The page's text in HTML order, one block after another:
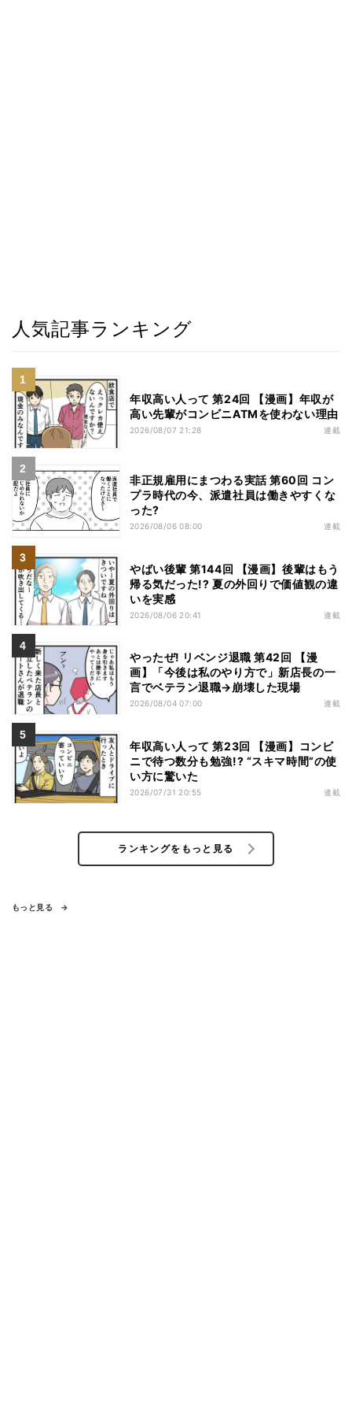
人気記事ランキング
年収高い人って 第24回 【漫画】年収が
高い先輩がコンビニATMを使わない理由
2026/08/07 21:28 連載
非正規雇用にまつわる実話 第60回 コン
プラ時代の今、派遣社員は働きやすくな
った?
2026/08/06 08:00 連載
やばい後輩 第144回 【漫画】後輩はもう
帰る気だった!? 夏の外回りで価値観の違
いを実感
2026/08/06 20:41 連載
やったぜ! リベンジ退職 第42回 【漫
画】「今後は私のやり方で」新店長の一
言でベテラン退職→崩壊した現場
2026/08/04 07:00 連載
年収高い人って 第23回 【漫画】コンビ
ニで待つ数分も勉強!? “スキマ時間”の使
い方に驚いた
2026/07/31 20:55 連載
ランキングをもっと見る
もっと見る